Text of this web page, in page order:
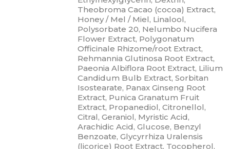
Theobroma Cacao (cocoa) Extract,
Honey / Mel / Miel, Linalool,
Polysorbate 20, Nelumbo Nucifera
Flower Extract, Polygonatum
Officinale Rhizome/root Extract,
Rehmannia Glutinosa Root Extract,
Paeonia Albiflora Root Extract, Lilium
Candidum Bulb Extract, Sorbitan
Isostearate, Panax Ginseng Root
Extract, Punica Granatum Fruit
Extract, Propanediol, Citronellol,
Citral, Geraniol, Myristic Acid,
Arachidic Acid, Glucose, Benzyl
Benzoate, Glycyrrhiza Uralensis
(licorice) Root Extract, Tocopherol,